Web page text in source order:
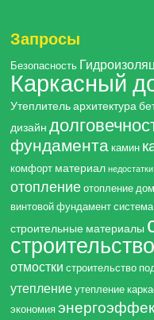
Запросы
Безопасность
Каркасный
Утеплительархитектура
дизайн
фундамента камин
комфорт материал недостатки
отопление отопление
винтовой фундамент
строительные материалы
отмостки строительство
утепление утепление
экономия